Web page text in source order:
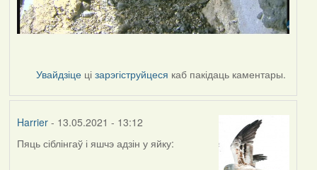
Увайдзіце цізарэгіструйцеся каб пакідаць каментары.
Harrier- 13.05.2021 - 13:12
Пяць сіблінгаў і яшчэ адзін у яйку: